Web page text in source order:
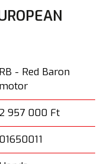
RB - Red Baron
motor
2 957 000 Ft
01650011